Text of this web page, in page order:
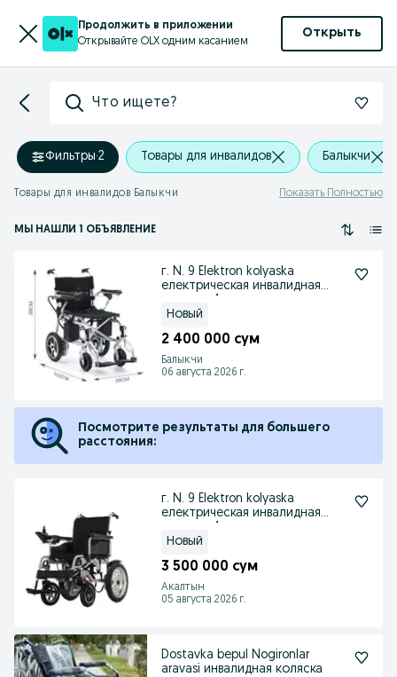
Продолжить в приложении
Открывайте OLX одним касанием
Открыть
Что ищете?
Фильтры·2 Товары для инвалидов Балыкчи
Товары для инвалидов Балыкчи Показать Полностью
МЫ НАШЛИ 1 ОБЪЯВЛЕНИЕ
г. N. 9 Elektron kolyaska
електрическая инвалидная
Новый
2 400 000 сум
Балыкчи
06 августа 2026 г.
Посмотрите результаты для большего
расстояния:
г. N. 9 Elektron kolyaska
електрическая инвалидная
Новый
3 500 000 сум
Акалтын
05 августа 2026 г.
Dostavka bepul Nogironlar
aravasi инвалидная коляска